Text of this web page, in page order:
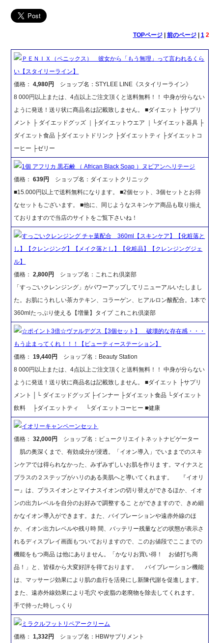
TOPページ| 前のページ| 1 2
ＰＥＮＩＸ（ペニックス） 彼女から「もう無理」って言われるくら
い【スタイリーライン】
価格：4,980円
ショップ名：STYLEE LINE《スタイリーライン》
8 000円以上または、4点以上ご注文頂くと送料無料！！ 中身が分らない
ように発送！送り状に商品名は記載致しません。 ■ダイエット ├サプリ
メント ├ ダイエッドグッズ ｜├ダイエットウエア ｜└ダイエット器具 ├
ダイエット食品 ├ダイエットドリンク ├ダイエットティ ├ダイエットコ
ーヒー ├ゼリー
1個 アフリカ 黒石鹸 （ African Black Soap ）ヌビアンヘリテージ
価格：639円
ショップ名：ダイエットクリニック
■15.000円以上で送料無料になります。 ■2個セット、3個セットとお得
なセットもございます。 ■他に、同じようなスキンケア商品も取り揃え
ておりますので当店のサイトをご覧下さいね！
すっごいクレンジング チャ葉配合 360ml【スキンケア】【化粧落と
し】【クレンジング】【メイク落とし】【化粧品】【クレンジングジェ
ル】
価格：2,800円
ショップ名：これこれ倶楽部
「すっごいクレンジング」がパワーアップしてリニューアルいたしまし
た。お肌にうれしい茶カテキン、コラーゲン、ヒアルロン酸配合。1本で
360mlたっぷり使える【増量】タイプ これこれ倶楽部
☆ポイント3倍☆ヴァルデグス【3個セット】 破壊的な存在感・・・
もう止まってくれ！！！【ビューティーステーション】
価格：19,440円
ショップ名：Beauty Station
8 000円以上または、4点以上ご注文頂くと送料無料！！ 中身が分らない
ように発送！送り状に商品名は記載致しません。 ■ダイエット ├サプリ
メント │└ ダイエッドグッズ ├インナー ├ダイエット食品 └ダイエット
飲料 ├ダイエットティ └ダイエットコーヒー ■健康
イオリーキャンペーンセット
価格：32,000円
ショップ名：ビュークリエイトネットナビゲーター
肌の奥深くまで、有効成分が浸透。「イオン導入」でいままでのスキ
ンケアでは得られなかった、みずみずしいお肌を作りま す。マイナスと
プラスの２ステップがハリのある美肌へと導いてくれます。 『イオリ
ー』は、プラスイオンとマイナスイオンの切り替えができるほか、イオ
ンの出力レベルを自分のお好みで調整するこ とができますので、きめ細
かなイオン導入ができます。また、バイブレーションや遠赤外線のほ
か、イオン出力レベルや残り時 間、バッテリー残量などの状態が表示さ
れるディスプレイ画面もついておりますので、このお値段でここまでの
機能をもつ商品 は他にありません。「かなりお買い得！ お値打ち商
品！」と、皆様から大変好評を得ております。 バイブレーション機能
は、マッサージ効果により肌の血行を活発にし新陳代謝を促進します。
また、遠赤外線効果により毛穴 や皮脂の老廃物を除去してくれます。
手で持った時しっくり
ミラクルフットリペアークリーム
価格：1,332円
ショップ名：HBWサプリメント